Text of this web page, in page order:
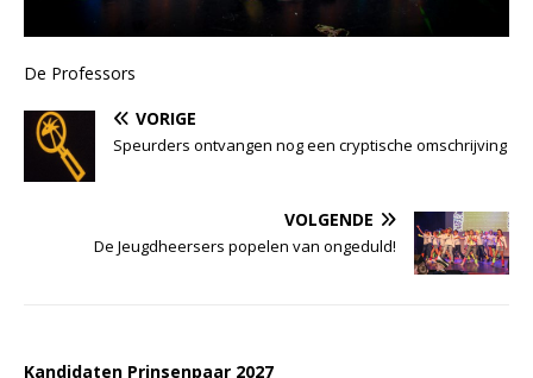
De Professors
VORIGE
Speurders ontvangen nog een cryptische omschrijving
VOLGENDE
De Jeugdheersers popelen van ongeduld!
Kandidaten Prinsenpaar 2027